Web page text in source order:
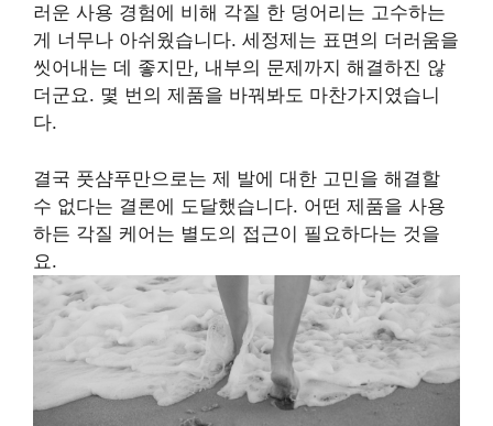
러운 사용 경험에 비해 각질 한 덩어리는 고수하는
게 너무나 아쉬웠습니다. 세정제는 표면의 더러움을
씻어내는 데 좋지만, 내부의 문제까지 해결하진 않
더군요. 몇 번의 제품을 바꿔봐도 마찬가지였습니
다.
결국 풋샴푸만으로는 제 발에 대한 고민을 해결할
수 없다는 결론에 도달했습니다. 어떤 제품을 사용
하든 각질 케어는 별도의 접근이 필요하다는 것을
요.